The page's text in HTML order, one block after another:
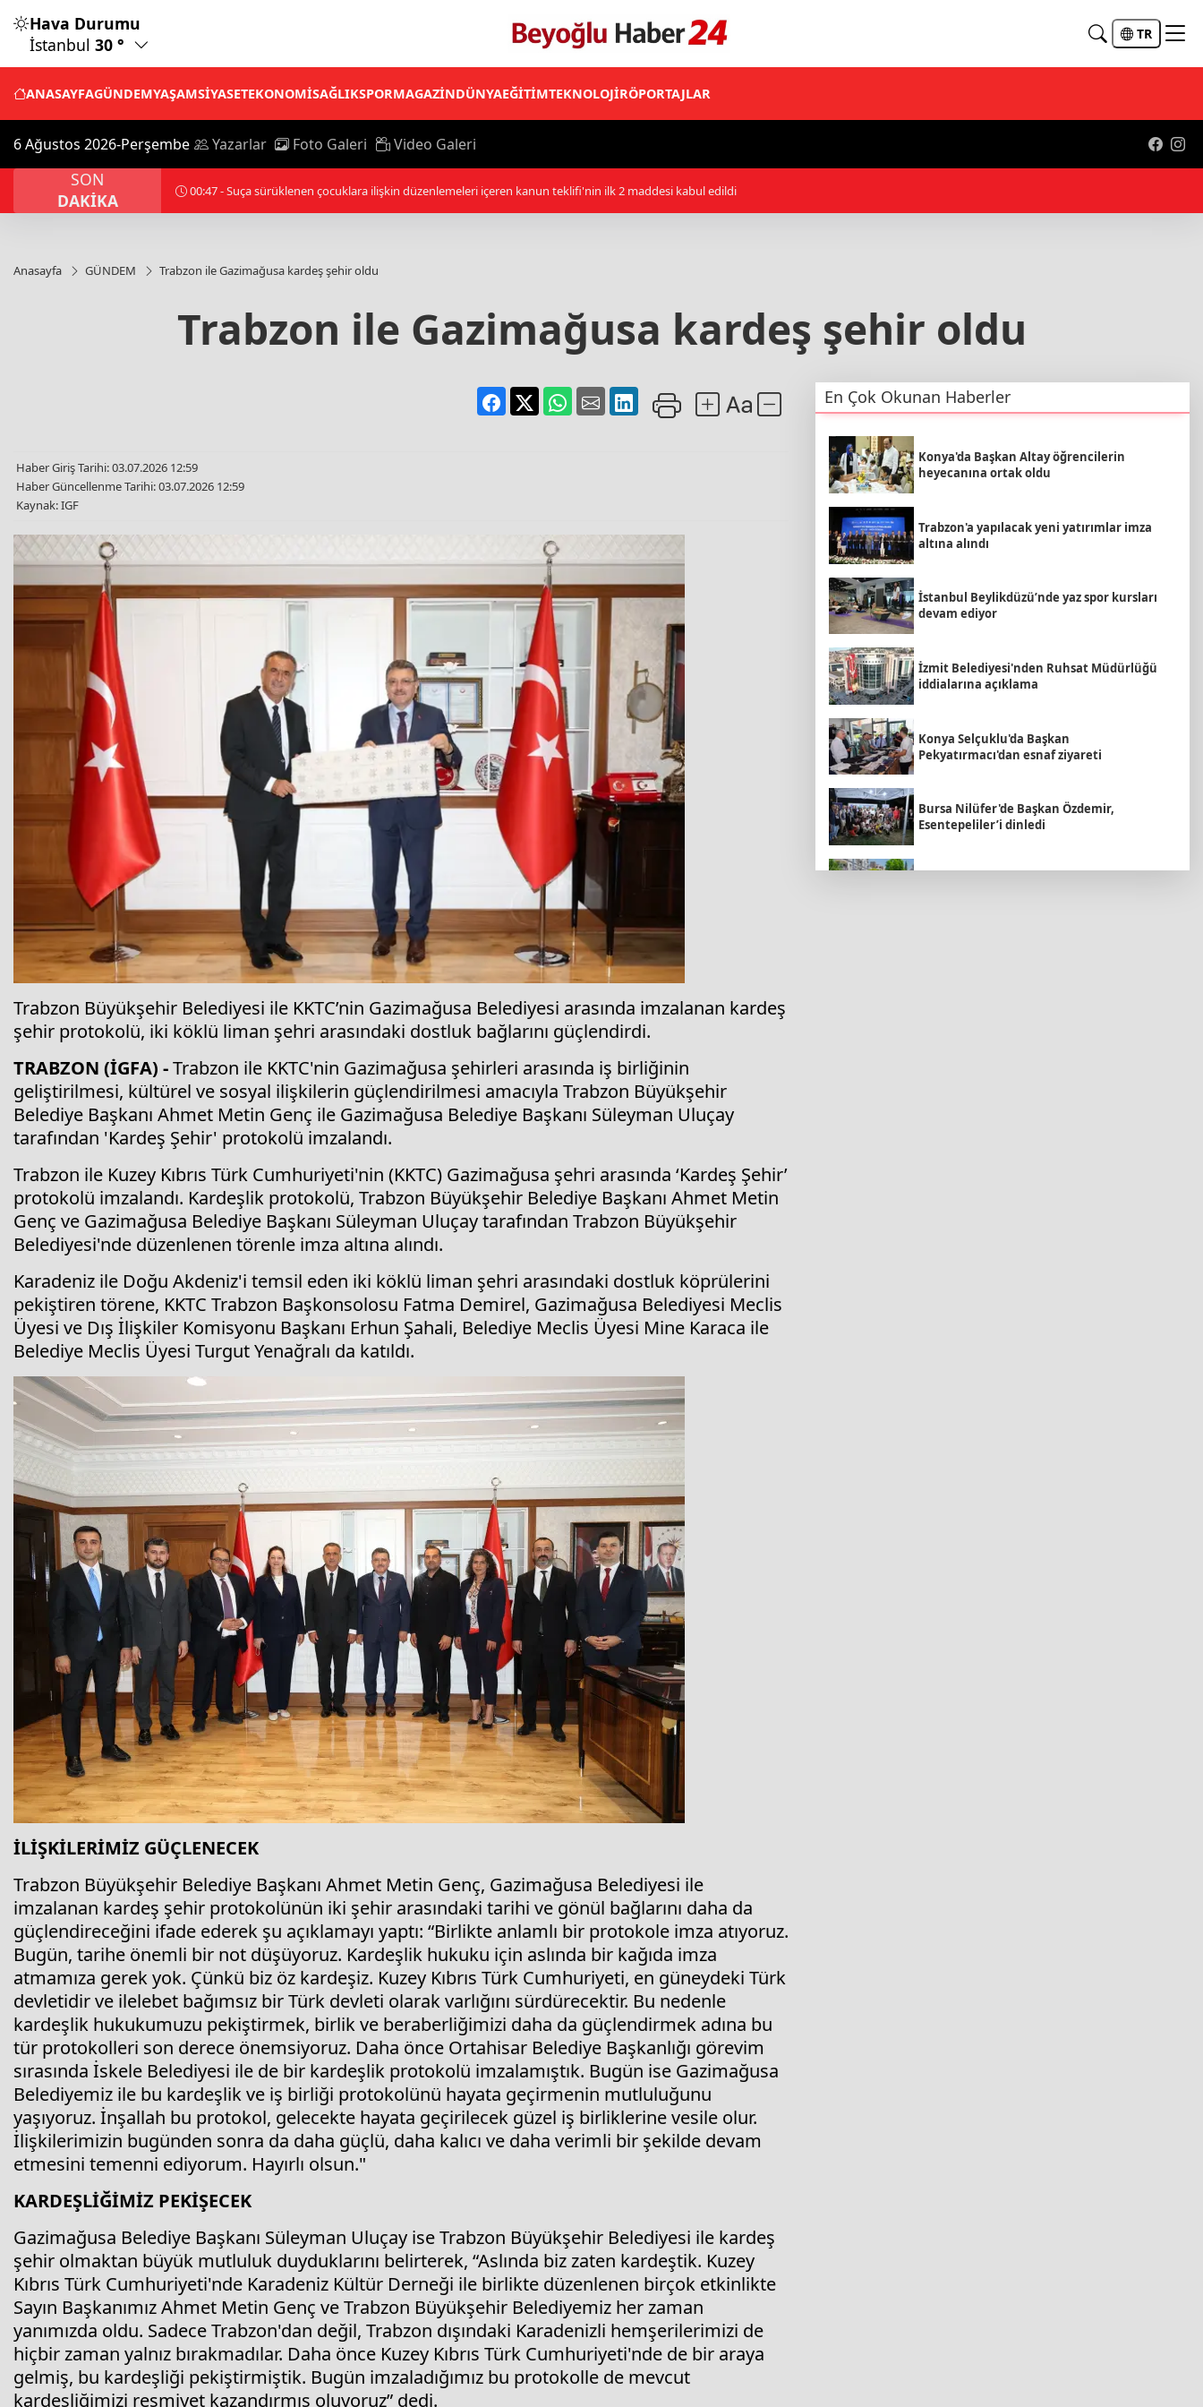
Hava Durumu
İstanbul 30 ° TR
ANASAYFAGÜNDEMYAŞAMSİYASETEKONOMİSAĞLIKSPORMAGAZİNDÜNYAEĞİTİMTEKNOLOJİRÖPORTAJLAR
6 Ağustos 2026-Perşembe Yazarlar Foto Galeri Video Galeri
SON
DAKİKA
00:57 - Suudi Arabistan öncülüğündeki Arap Koalisyonu: Husilerin Necran'a saldırılarında 11 sivil yaralandı
Anasayfa GÜNDEM Trabzon ile Gazimağusa kardeş şehir oldu
Trabzon ile Gazimağusa kardeş şehir oldu
Haber Giriş Tarihi: 03.07.2026 12:59
Haber Güncellenme Tarihi: 03.07.2026 12:59
Kaynak: IGF
Trabzon Büyükşehir Belediyesi ile KKTC’nin Gazimağusa Belediyesi arasında imzalanan kardeş
şehir protokolü, iki köklü liman şehri arasındaki dostluk bağlarını güçlendirdi.
TRABZON (İGFA) -Trabzon ile KKTC'nin Gazimağusa şehirleri arasında iş birliğinin
geliştirilmesi, kültürel ve sosyal ilişkilerin güçlendirilmesi amacıyla Trabzon Büyükşehir
Belediye Başkanı Ahmet Metin Genç ile Gazimağusa Belediye Başkanı Süleyman Uluçay
tarafından 'Kardeş Şehir' protokolü imzalandı.
Trabzon ile Kuzey Kıbrıs Türk Cumhuriyeti'nin (KKTC) Gazimağusa şehri arasında ‘Kardeş Şehir’
protokolü imzalandı. Kardeşlik protokolü, Trabzon Büyükşehir Belediye Başkanı Ahmet Metin
Genç ve Gazimağusa Belediye Başkanı Süleyman Uluçay tarafından Trabzon Büyükşehir
Belediyesi'nde düzenlenen törenle imza altına alındı.
Karadeniz ile Doğu Akdeniz'i temsil eden iki köklü liman şehri arasındaki dostluk köprülerini
pekiştiren törene, KKTC Trabzon Başkonsolosu Fatma Demirel, Gazimağusa Belediyesi Meclis
Üyesi ve Dış İlişkiler Komisyonu Başkanı Erhun Şahali, Belediye Meclis Üyesi Mine Karaca ile
Belediye Meclis Üyesi Turgut Yenağralı da katıldı.
İLİŞKİLERİMİZ GÜÇLENECEK
Trabzon Büyükşehir Belediye Başkanı Ahmet Metin Genç, Gazimağusa Belediyesi ile
imzalanan kardeş şehir protokolünün iki şehir arasındaki tarihi ve gönül bağlarını daha da
güçlendireceğini ifade ederek şu açıklamayı yaptı: “Birlikte anlamlı bir protokole imza atıyoruz.
Bugün, tarihe önemli bir not düşüyoruz. Kardeşlik hukuku için aslında bir kağıda imza
atmamıza gerek yok. Çünkü biz öz kardeşiz. Kuzey Kıbrıs Türk Cumhuriyeti, en güneydeki Türk
devletidir ve ilelebet bağımsız bir Türk devleti olarak varlığını sürdürecektir. Bu nedenle
kardeşlik hukukumuzu pekiştirmek, birlik ve beraberliğimizi daha da güçlendirmek adına bu
tür protokolleri son derece önemsiyoruz. Daha önce Ortahisar Belediye Başkanlığı görevim
sırasında İskele Belediyesi ile de bir kardeşlik protokolü imzalamıştık. Bugün ise Gazimağusa
Belediyemiz ile bu kardeşlik ve iş birliği protokolünü hayata geçirmenin mutluluğunu
yaşıyoruz. İnşallah bu protokol, gelecekte hayata geçirilecek güzel iş birliklerine vesile olur.
İlişkilerimizin bugünden sonra da daha güçlü, daha kalıcı ve daha verimli bir şekilde devam
etmesini temenni ediyorum. Hayırlı olsun."
KARDEŞLİĞİMİZ PEKİŞECEK
Gazimağusa Belediye Başkanı Süleyman Uluçay ise Trabzon Büyükşehir Belediyesi ile kardeş
şehir olmaktan büyük mutluluk duyduklarını belirterek, “Aslında biz zaten kardeştik. Kuzey
Kıbrıs Türk Cumhuriyeti'nde Karadeniz Kültür Derneği ile birlikte düzenlenen birçok etkinlikte
Sayın Başkanımız Ahmet Metin Genç ve Trabzon Büyükşehir Belediyemiz her zaman
yanımızda oldu. Sadece Trabzon'dan değil, Trabzon dışındaki Karadenizli hemşerilerimizi de
hiçbir zaman yalnız bırakmadılar. Daha önce Kuzey Kıbrıs Türk Cumhuriyeti'nde de bir araya
gelmiş, bu kardeşliği pekiştirmiştik. Bugün imzaladığımız bu protokolle de mevcut
kardeşliğimizi resmiyet kazandırmış oluyoruz” dedi.
En Çok Okunan Haberler
Konya'da Başkan Altay öğrencilerin
heyecanına ortak oldu
Trabzon'a yapılacak yeni yatırımlar imza
altına alındı
İstanbul Beylikdüzü’nde yaz spor kursları
devam ediyor
İzmit Belediyesi'nden Ruhsat Müdürlüğü
iddialarına açıklama
Konya Selçuklu'da Başkan
Pekyatırmacı'dan esnaf ziyareti
Bursa Nilüfer'de Başkan Özdemir,
Esentepeliler’i dinledi